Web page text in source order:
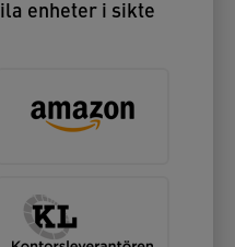
enheter i sikte